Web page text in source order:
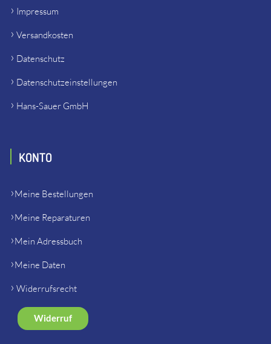
Impressum
Versandkosten
Datenschutz
Datenschutzeinstellungen
Hans-Sauer GmbH
KONTO
Meine Bestellungen
Meine Reparaturen
Mein Adressbuch
Meine Daten
Widerrufsrecht
Widerruf